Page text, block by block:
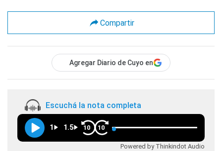
Compartir
Agregar Diario de Cuyo en
Escuchá la nota completa
1 1.5 10 10
Powered by Thinkindot Audio